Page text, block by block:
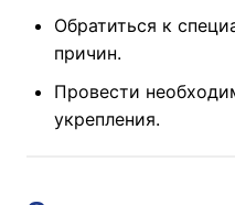
Обратиться к
причин.
Провести
укрепления.